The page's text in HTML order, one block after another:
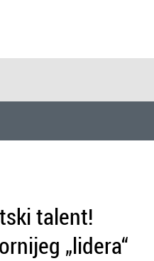
talent!
„lidera“